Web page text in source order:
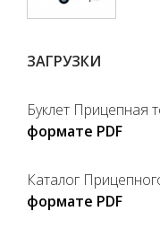
ЗАГРУЗКИ
Буклет Прицепная
формате PDF
Каталог
формате PDF